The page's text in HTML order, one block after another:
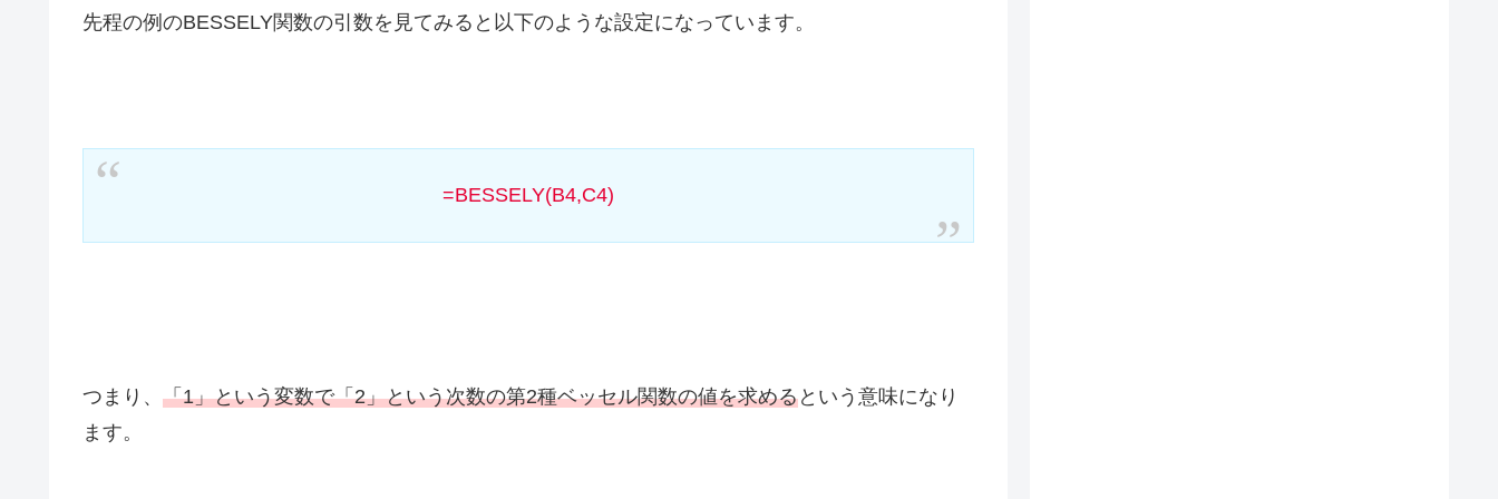
先程の例のBESSELY関数の引数を見てみると以下のような設定になっています。
=BESSELY(B4,C4)
つまり、 「1」という変数で「2」という次数の第2種ベッセル関数の値を求めるという意味になり
ます。